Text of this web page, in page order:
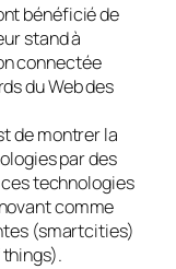
bénéficié de
stand à
connectée
du Web des
de montrer la
par des
technologies
comme
(smartcities)